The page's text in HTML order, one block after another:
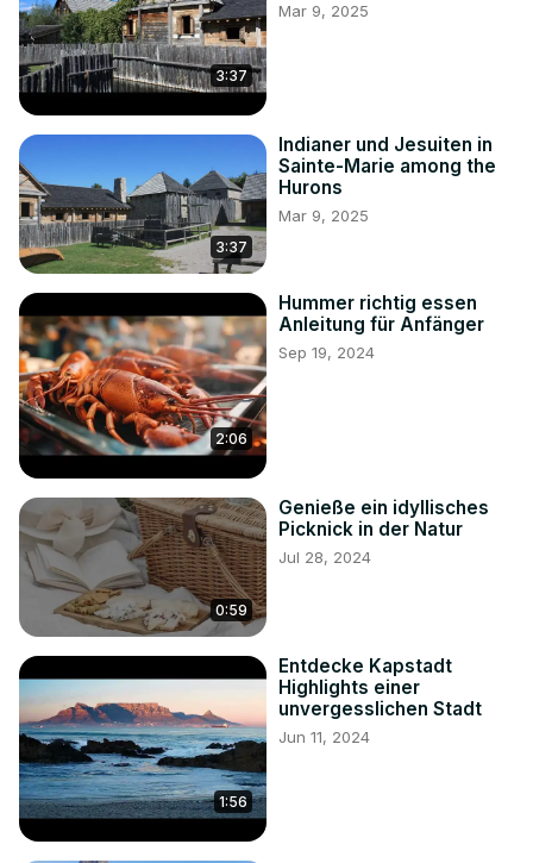
3:37
Mar 9, 2025
3:37
Indianer und Jesuiten in
Sainte-Marie among the
Hurons
Mar 9, 2025
2:06
Hummer richtig essen
Anleitung für Anfänger
Sep 19, 2024
0:59
Genieße ein idyllisches
Picknick in der Natur
Jul 28, 2024
1:56
Entdecke Kapstadt
Highlights einer
unvergesslichen Stadt
Jun 11, 2024